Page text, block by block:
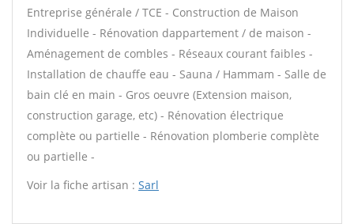
Entreprise générale / TCE - Construction de Maison
Individuelle - Rénovation dappartement / de maison -
Aménagement de combles - Réseaux courant faibles -
Installation de chauffe eau - Sauna / Hammam - Salle de
bain clé en main - Gros oeuvre (Extension maison,
construction garage, etc) - Rénovation électrique
complète ou partielle - Rénovation plomberie complète
ou partielle -
Voir la fiche artisan : Sarl